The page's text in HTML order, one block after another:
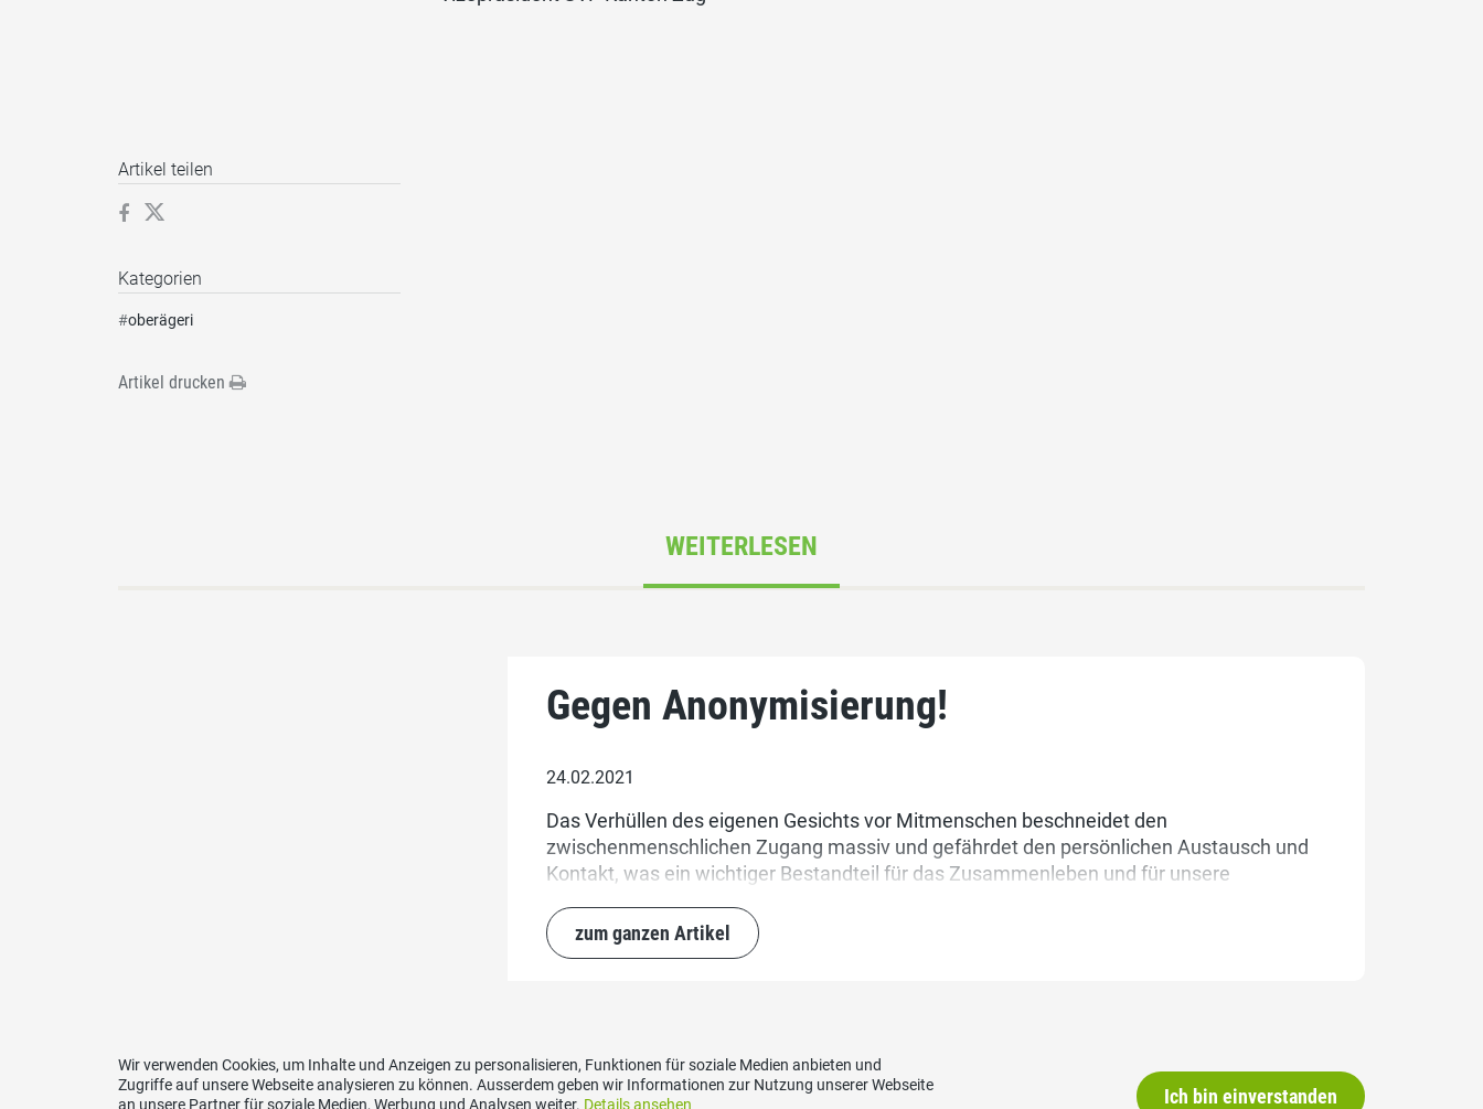
Artikel teilen
Kategorien
#oberägeri
Artikel drucken
WEITERLESEN
Gegen Anonymisierung!
24.02.2021
Das Verhüllen des eigenen Gesichts vor Mitmenschen beschneidet den
zwischenmenschlichen Zugang massiv und gefährdet den persönlichen Austausch und
Kontakt, was ein wichtiger Bestandteil für das Zusammenleben und für unsere
zum ganzen Artikel
Wir verwenden Cookies, um Inhalte und Anzeigen zu personalisieren, Funktionen für soziale Medien anbieten und
Zugriffe auf unsere Webseite analysieren zu können. Ausserdem geben wir Informationen zur Nutzung unserer Webseite
an unsere Partner für soziale Medien, Werbung und Analysen weiter. Details ansehen Ich bin einverstanden